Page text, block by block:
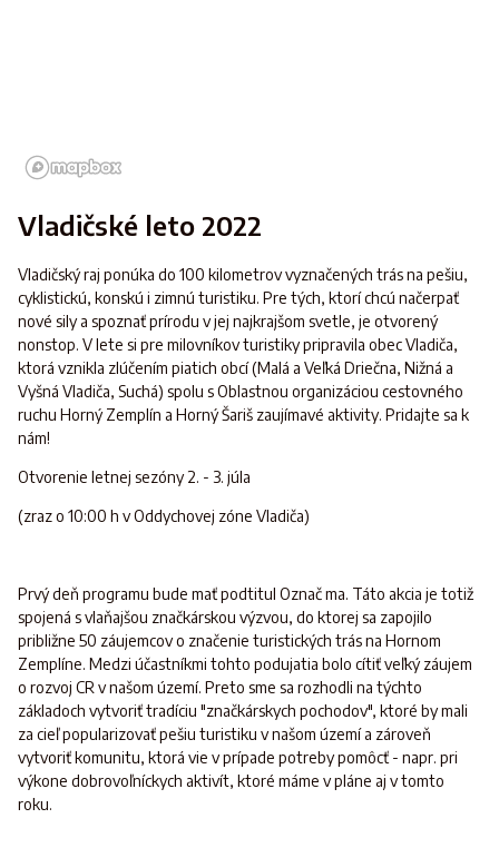
Vladičské leto 2022
Vladičský raj ponúka do 100 kilometrov vyznačených trás na pešiu,
cyklistickú, konskú i zimnú turistiku. Pre tých, ktorí chcú načerpať
nové sily a spoznať prírodu v jej najkrajšom svetle, je otvorený
nonstop. V lete si pre milovníkov turistiky pripravila obec Vladiča,
ktorá vznikla zlúčením piatich obcí (Malá a Veľká Driečna, Nižná a
Vyšná Vladiča, Suchá) spolu s Oblastnou organizáciou cestovného
ruchu Horný Zemplín a Horný Šariš zaujímavé aktivity. Pridajte sa k
nám!
Otvorenie letnej sezóny 2. - 3. júla
(zraz o 10:00 h v Oddychovej zóne Vladiča)
Prvý deň programu bude mať podtitul Označ ma. Táto akcia je totiž
spojená s vlaňajšou značkárskou výzvou, do ktorej sa zapojilo
približne 50 záujemcov o značenie turistických trás na Hornom
Zemplíne. Medzi účastníkmi tohto podujatia bolo cítiť veľký záujem
o rozvoj CR v našom území. Preto sme sa rozhodli na týchto
základoch vytvoriť tradíciu "značkárskych pochodov", ktoré by mali
za cieľ popularizovať pešiu turistiku v našom území a zároveň
vytvoriť komunitu, ktorá vie v prípade potreby pomôcť - napr. pri
výkone dobrovoľníckych aktivít, ktoré máme v pláne aj v tomto
roku.